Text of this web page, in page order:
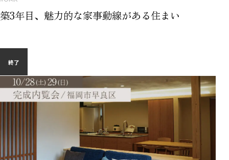
築3年目、魅力的な家事動線がある住まい
終了